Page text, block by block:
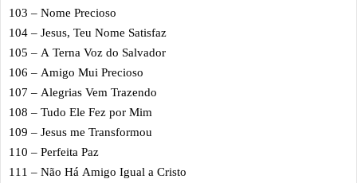
103 – Nome Precioso
104 – Jesus, Teu Nome Satisfaz
105 – A Terna Voz do Salvador
106 – Amigo Mui Precioso
107 – Alegrias Vem Trazendo
108 – Tudo Ele Fez por Mim
109 – Jesus me Transformou
110 – Perfeita Paz
111 – Não Há Amigo Igual a Cristo